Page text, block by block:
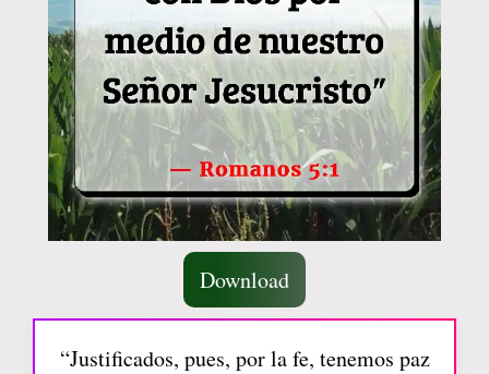
Download
“Justificados, pues, por la fe, tenemos paz